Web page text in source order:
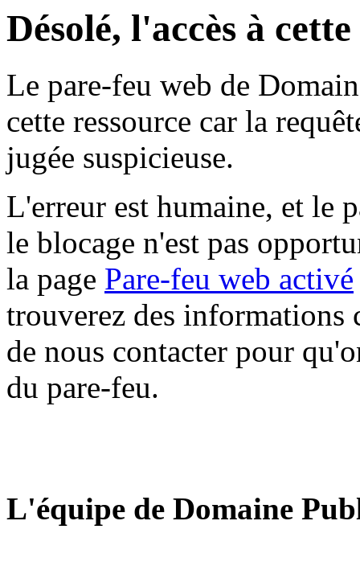
Désolé, l'accès à
Le pare-feu web de
cette ressource car la
jugée suspicieuse.
L'erreur est humaine, et le
le blocage n'est pas
la page Pare-feu web activé
trouverez des informations
de nous contacter pour
du pare-feu.
L'équipe de Domaine